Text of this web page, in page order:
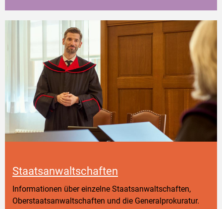
Staatsanwaltschaften
Informationen über einzelne Staatsanwaltschaften,
Oberstaatsanwaltschaften und die Generalprokuratur.